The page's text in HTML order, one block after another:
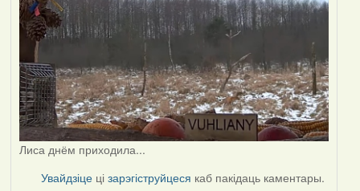
Лиса днём приходила...
Увайдзіце цізарэгіструйцеся каб пакідаць каментары.